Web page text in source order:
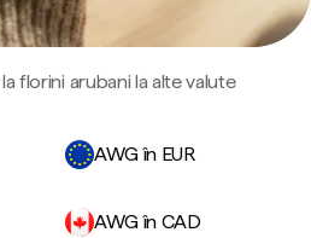
florini arubani la alte valute
AWG în EUR
AWG în CAD